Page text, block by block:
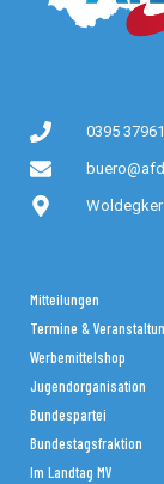
0395
Woldegker
Mitteilungen
Termine &
Werbemittelshop
Jugendorganisation
Bundespartei
Bundestagsfraktion
Im Landtag MV